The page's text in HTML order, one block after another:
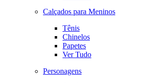
Calçados para Meninos
Tênis
Chinelos
Papetes
Ver Tudo
Personagens